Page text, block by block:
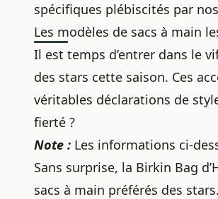
spécifiques plébiscités par
Les modèles de sacs à main
Il est temps d’entrer dans le
des stars cette saison. Ces
véritables déclarations de
fierté ?
Note : Les informations ci-
Sans surprise, la Birkin Bag
sacs à main préférés des